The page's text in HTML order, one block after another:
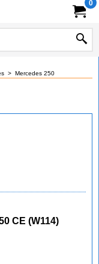
0
> Mercedes 250
CE (W114)